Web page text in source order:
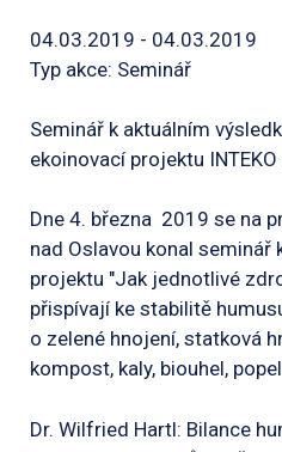
04.03.2019 - 04.03.2019
Typ akce: Seminář
Seminář k aktuálním
ekoinovací projektu
Dne 4. března 2019 se na
nad Oslavou konal seminář
projektu "Jak jednotlivé
přispívají ke stabilitě
o zelené hnojení, statková
kompost, kaly, biouhel,
Dr. Wilfried Hartl: Bilance